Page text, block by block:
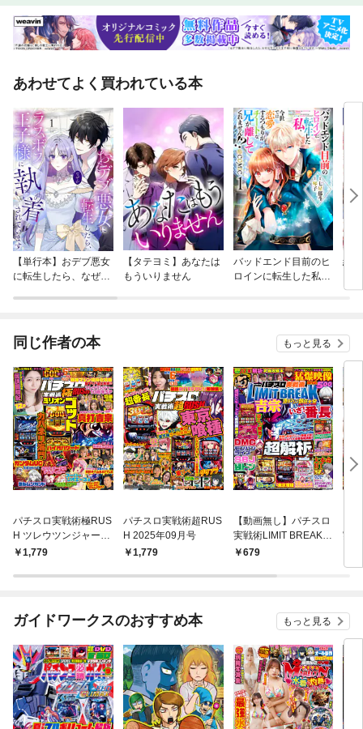
マイジャグラー【MAGAZINE】 グール全方向攻略号!!L 東京喰種 完全攻略
サワ的 L 東京喰種 魂情論L ダーリン・イン・ザ・フランキススマスロ東京
イエナ軍団オーディション『吉宗』&『L 東京喰種』高設定狙いの極意ス
クライ5 スタイリッシュトライブアレックス ブライトいざ！番長LBパチス
ロ ヱヴァンゲリヲン ～約束の扉～スマスロバベルクレアの秘宝伝 ～はじ
まりの扉と太陽の石～ ボーナストリガーver.
あわせてよく買われている本
【単行本】おデブ悪女
に転生したら、なぜか
【タテヨミ】あなたは
もういりません
バッドエンド目前のヒ
ロインに転生した私、
結
同じ作者の本 もっと見る
パチスロ実戦術極RUS
H ツレウツンジャー10
周年SP
1,779
パチスロ実戦術超RUS
H 2025年09月号
1,779
【動画無し】パチスロ
実戦術LIMIT BREAK
現役マシン熱狂大全
679
実
ガイドワークスのおすすめ本 もっと見る